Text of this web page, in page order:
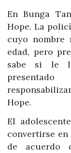
En Bunga
Hope. La
cuyo nombre
edad, pero
sabe si le
Hope.
El
convertirse en
de acuerdo